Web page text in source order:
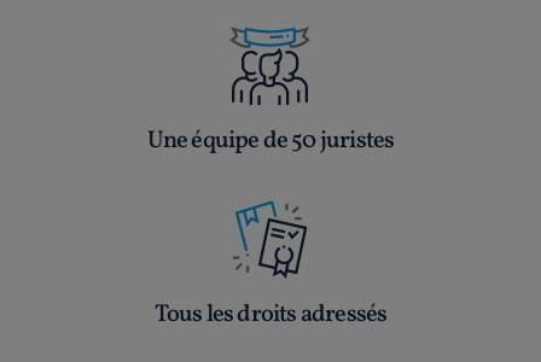
Une équipe de 50 juristes
Tous les droits adressés